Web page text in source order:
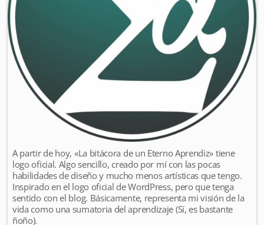
A partir de hoy, «La bitácora de un Eterno Aprendiz» tiene
logo oficial. Algo sencillo, creado por mí con las pocas
habilidades de diseño y mucho menos artísticas que tengo.
Inspirado en el logo oficial de WordPress, pero que tenga
sentido con el blog. Básicamente, representa mi visión de la
vida como una sumatoria del aprendizaje (Sí, es bastante
ñoño).